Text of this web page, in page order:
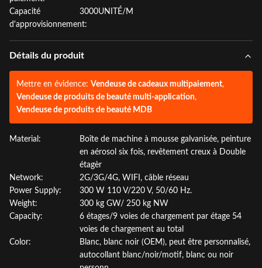
Capacité
d'approvisionnement:
3000UNITÉ/M
Détails du produit
Mettre en évidence: Vendeuse de cadeaux multipaiement,
Vendeuse de produits de beauté multi-application,
Vendeuse de produits de beauté MDB
Material:
Boîte de machine à mousse galvanisée, peinture
en aérosol six fois, revêtement creux à Double
étagèr
Network:
2G/3G/4G, WIFI, câble réseau
Power Supply:
300 W 110 V/220 V, 50/60 Hz.
Weight:
300 kg GW/ 250 kg NW
Capacity:
6 étages/9 voies de chargement par étage 54
voies de chargement au total
Color:
Blanc, blanc noir (OEM), peut être personnalisé,
autocollant blanc/noir/motif, blanc ou noir